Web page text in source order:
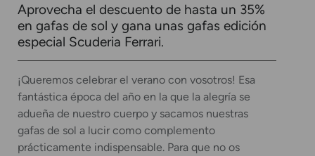
Aprovecha el descuento de hasta un 35%
en gafas de sol y gana unas gafas edición
especial Scuderia Ferrari.
¡Queremos celebrar el verano con vosotros! Esa
fantástica época del año en la que la alegría se
adueña de nuestro cuerpo y sacamos nuestras
gafas de sol a lucir como complemento
prácticamente indispensable. Para que no os